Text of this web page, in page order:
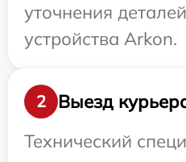
уточнения
устройства Arkon.
2
Выезд
Технический